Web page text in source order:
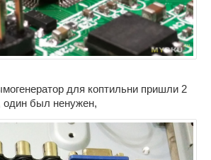
для коптильни пришли 2
один был ненужен,